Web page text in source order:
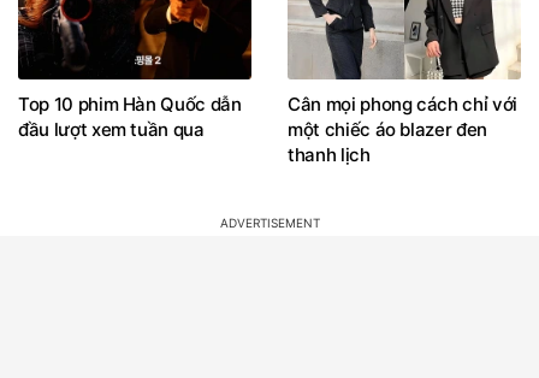
Top 10 phim Hàn Quốc dẫn
đầu lượt xem tuần qua
Cân mọi phong cách chỉ với
một chiếc áo blazer đen
thanh lịch